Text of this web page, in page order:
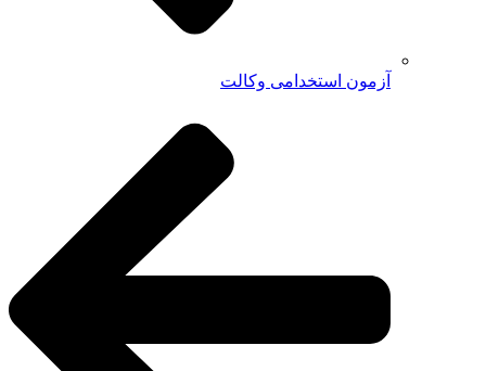
آزمون استخدامی وکالت